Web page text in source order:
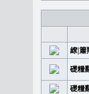
繚|
礎糧
礎糧